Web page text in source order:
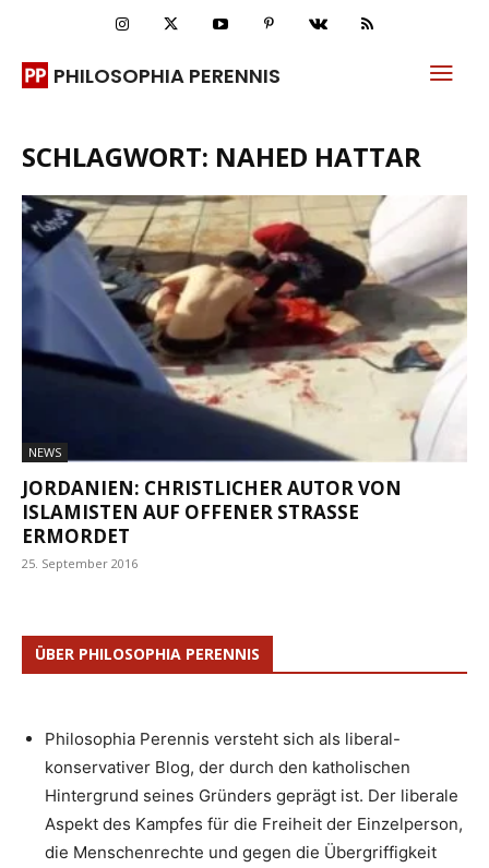
PHILOSOPHIA PERENNIS
SCHLAGWORT: NAHED HATTAR
NEWS
JORDANIEN: CHRISTLICHER AUTOR VON
ISLAMISTEN AUF OFFENER STRASSE E
RMORDET
25. September 2016
ÜBER PHILOSOPHIA PERENNIS
Philosophia Perennis versteht sich als liberal-
konservativer Blog, der durch den katholischen
Hintergrund seines Gründers geprägt ist. Der liberale
Aspekt des Kampfes für die Freiheit der Einzelperson,
die Menschenrechte und gegen die Übergriffigkeit